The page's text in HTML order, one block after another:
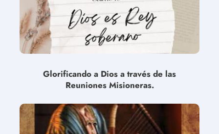
Glorificando a Dios a través de las
Reuniones Misioneras.